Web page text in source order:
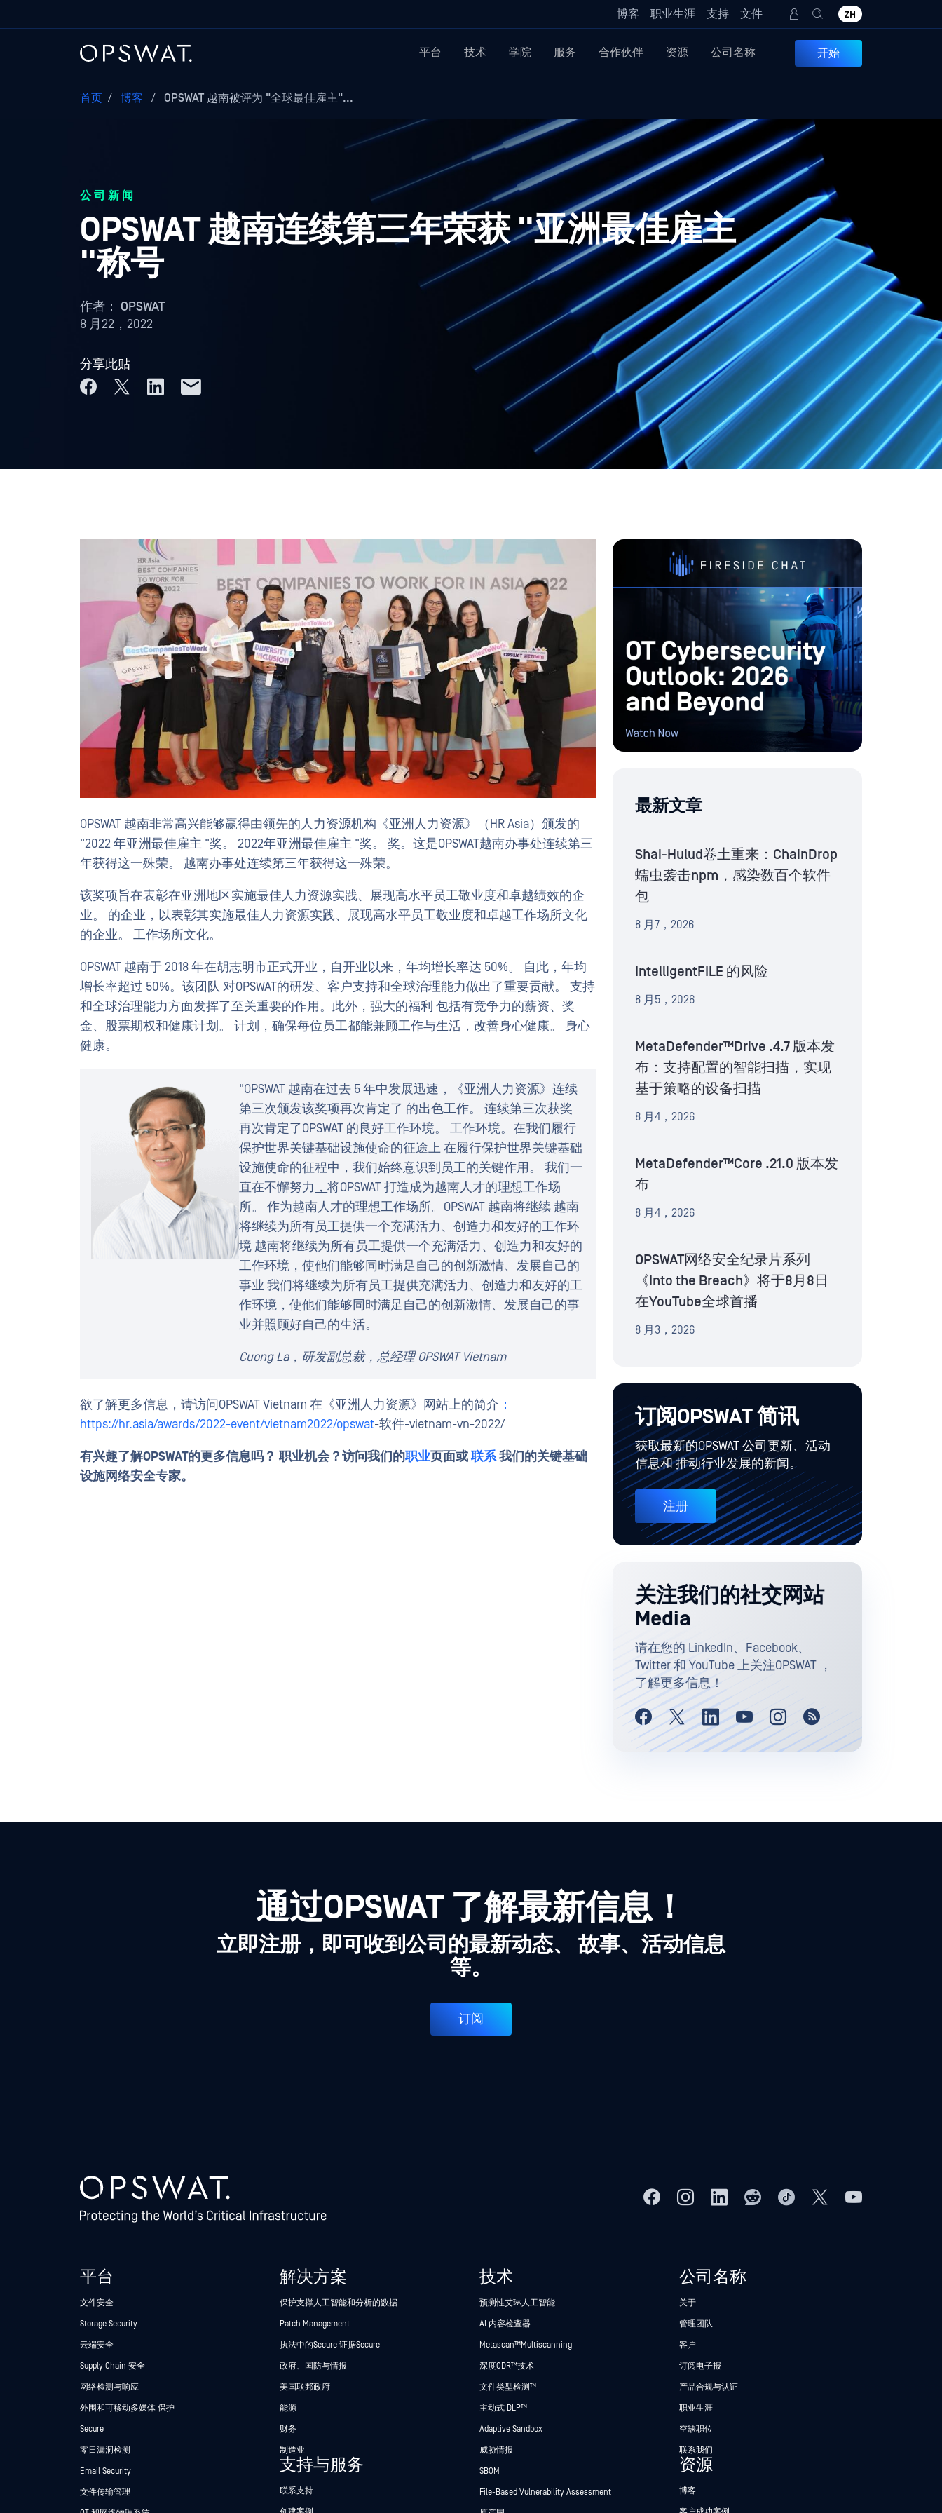
博客 职业生涯 支持 文件 ZH
平台 技术 学院 服务 合作伙伴 资源 公司名称 开始
首页 / 博客 / OPSWAT 越南被评为 "全球最佳雇主"...
公司新闻
OPSWAT 越南连续第三年荣获 "亚洲最佳雇主
"称号
作者： OPSWAT
8 月22，2022
分享此贴
OPSWAT 越南非常高兴能够赢得由领先的人力资源机构《亚洲人力资源》（HR Asia）颁发的
"2022 年亚洲最佳雇主 "奖。 2022年亚洲最佳雇主 "奖。 奖。这是OPSWAT越南办事处连续第三
年获得这一殊荣。 越南办事处连续第三年获得这一殊荣。
该奖项旨在表彰在亚洲地区实施最佳人力资源实践、展现高水平员工敬业度和卓越绩效的企
业。 的企业，以表彰其实施最佳人力资源实践、展现高水平员工敬业度和卓越工作场所文化
的企业。 工作场所文化。
OPSWAT 越南于 2018 年在胡志明市正式开业，自开业以来，年均增长率达 50%。 自此，年均
增长率超过 50%。该团队 对OPSWAT的研发、客户支持和全球治理能力做出了重要贡献。 支持
和全球治理能力方面发挥了至关重要的作用。此外，强大的福利 包括有竞争力的薪资、奖
金、股票期权和健康计划。 计划，确保每位员工都能兼顾工作与生活，改善身心健康。 身心
健康。
"OPSWAT 越南在过去 5 年中发展迅速，《亚洲人力资源》连续
第三次颁发该奖项再次肯定了 的出色工作。 连续第三次获奖
再次肯定了OPSWAT 的良好工作环境。 工作环境。在我们履行
保护世界关键基础设施使命的征途上 在履行保护世界关键基础
设施使命的征程中，我们始终意识到员工的关键作用。 我们一
直在不懈努力 ，将OPSWAT 打造成为越南人才的理想工作场
所。 作为越南人才的理想工作场所。OPSWAT 越南将继续 越南
将继续为所有员工提供一个充满活力、创造力和友好的工作环
境 越南将继续为所有员工提供一个充满活力、创造力和友好的
工作环境，使他们能够同时满足自己的创新激情、发展自己的
事业 我们将继续为所有员工提供充满活力、创造力和友好的工
作环境，使他们能够同时满足自己的创新激情、发展自己的事
业并照顾好自己的生活。
Cuong La，研发副总裁，总经理 OPSWAT Vietnam
欲了解更多信息，请访问OPSWAT Vietnam 在《亚洲人力资源》网站上的简介 ：
https://hr.asia/awards/2022-event/vietnam2022/opswat-软件-vietnam-vn-2022/
有兴趣了解OPSWAT的更多信息吗？ 职业机会？访问我们的职业页面或联系我们的关键基础
设施网络安全专家。
最新文章
Shai-Hulud卷土重来：ChainDrop
蠕虫袭击npm，感染数百个软件
包
8 月7，2026
IntelligentFILE 的风险
8 月5，2026
MetaDefender™Drive .4.7 版本发
布：支持配置的智能扫描，实现
基于策略的设备扫描
8 月4，2026
MetaDefender™Core .21.0 版本发
布
8 月4，2026
OPSWAT网络安全纪录片系列
《Into the Breach》将于8月8日
在YouTube全球首播
8 月3，2026
订阅OPSWAT 简讯
获取最新的OPSWAT 公司更新、活动
信息和 推动行业发展的新闻。
注册
关注我们的社交网站
Media
请在您的 LinkedIn、Facebook、
Twitter 和 YouTube 上关注OPSWAT ，
了解更多信息！
通过OPSWAT 了解最新信息！
立即注册，即可收到公司的最新动态、 故事、活动信息
等。
订阅
平台
文件安全
Storage Security
云端安全
Supply Chain 安全
网络检测与响应
外围和可移动多媒体 保护
Secure
零日漏洞检测
Email Security
文件传输管理
解决方案
保护支撑人工智能和分析的数据
Patch Management
执法中的Secure 证据Secure
政府、国防与情报
美国联邦政府
能源
财务
制造业
支持与服务
联系支持
技术
预测性艾琳人工智能
AI 内容检查器
Metascan™ Multiscanning
深度CDR™技术
文件类型检测™
主动式 DLP™
Adaptive Sandbox
威胁情报
SBOM
File-Based Vulnerability Assessment
公司名称
关于
管理团队
客户
订阅电子报
产品合规与认证
职业生涯
空缺职位
联系我们
资源
博客